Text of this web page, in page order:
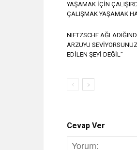
YAŞAMAK İÇİN
ÇALIŞMAK YAŞAMAK
NIETZSCHE
ARZUYU
EDİLEN ŞEYİ DEĞİL”
Cevap Ver